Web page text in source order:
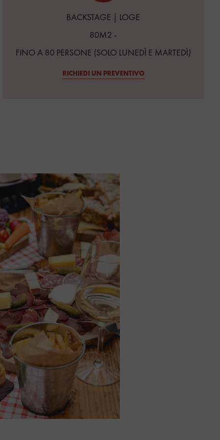
BACKSTAGE | LOGE
80M2 -
FINO A 80 PERSONE (SOLO LUNEDÌ E MARTEDÌ )‍
RICHIEDI UN PREVENTIVO